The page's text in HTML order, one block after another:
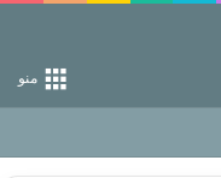
منو
از راه خداست‌!